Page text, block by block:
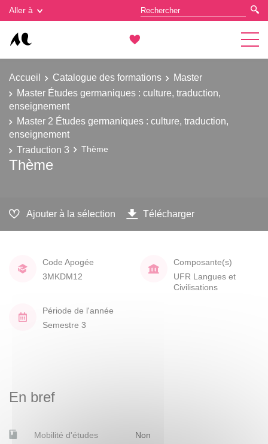
Aller à
Accueil Catalogue des formations
Master
Master Études germaniques : culture, traduction,
enseignement
Master 2 Études germaniques : culture, traduction,
enseignement
Traduction 3
Thème
Thème
Ajouter à la sélection Télécharger
Code Apogée
3MKDM12
Composante(s)
UFR Langues et
Civilisations
Période de l'année
Semestre 3
En bref
Mobilité d'études Non
Gestion des cookies